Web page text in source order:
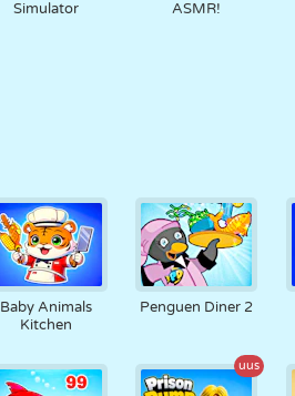
Simulator
ASMR!
Baby Animals
Kitchen
Penguen Diner 2
uus